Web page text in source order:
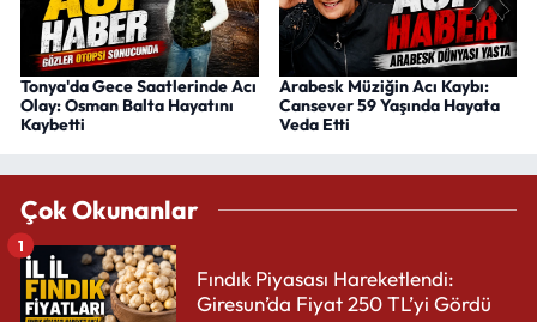
Tonya'da Gece Saatlerinde Acı
Olay: Osman Balta Hayatını
Kaybetti
Arabesk Müziğin Acı Kaybı:
Cansever 59 Yaşında Hayata
Veda Etti
Çok Okunanlar
Fındık Piyasası Hareketlendi:
Giresun’da Fiyat 250 TL’yi Gördü
1